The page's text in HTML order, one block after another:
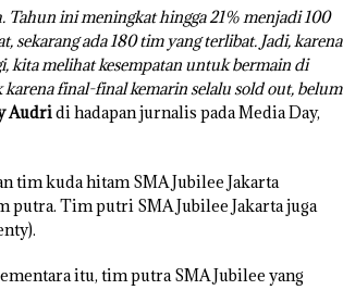
Tahun ini meningkat hingga 21% menjadi 100
sekarang ada 180 tim yang terlibat. Jadi, karena
kita melihat kesempatan untuk bermain di
karena final-final kemarin selalu sold out, belum
Audridi hadapan jurnalis pada Media Day,
tim kuda hitam SMA Jubilee Jakarta
putra. Tim putri SMA Jubilee Jakarta juga
itu, tim putra SMA Jubilee yang